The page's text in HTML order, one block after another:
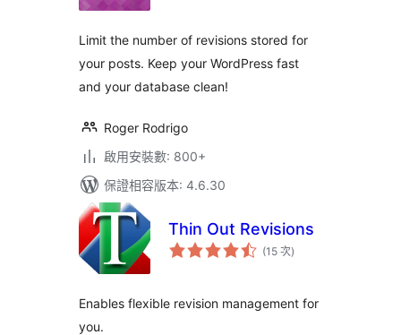
Limit the number of revisions stored for
your posts. Keep your WordPress fast
and your database clean!
Roger Rodrigo
啟用安裝數: 800+
保證相容版本: 4.6.30
Thin Out Revisions
(15 次評
分)
Enables flexible revision management for
you.